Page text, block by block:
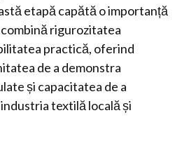
etapă capătă o importanță
rigurozitatea
practică, oferind
de a demonstra
și capacitatea de a
textilă locală și